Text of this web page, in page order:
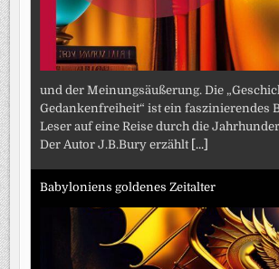
und der Meinungsäußerung. Die
Gedankenfreiheit“ ist ein faszinierendes
Leser auf eine Reise durch die
Der Autor J.B.Bury erzählt [...]
Babyloniens goldenes Zeitalter